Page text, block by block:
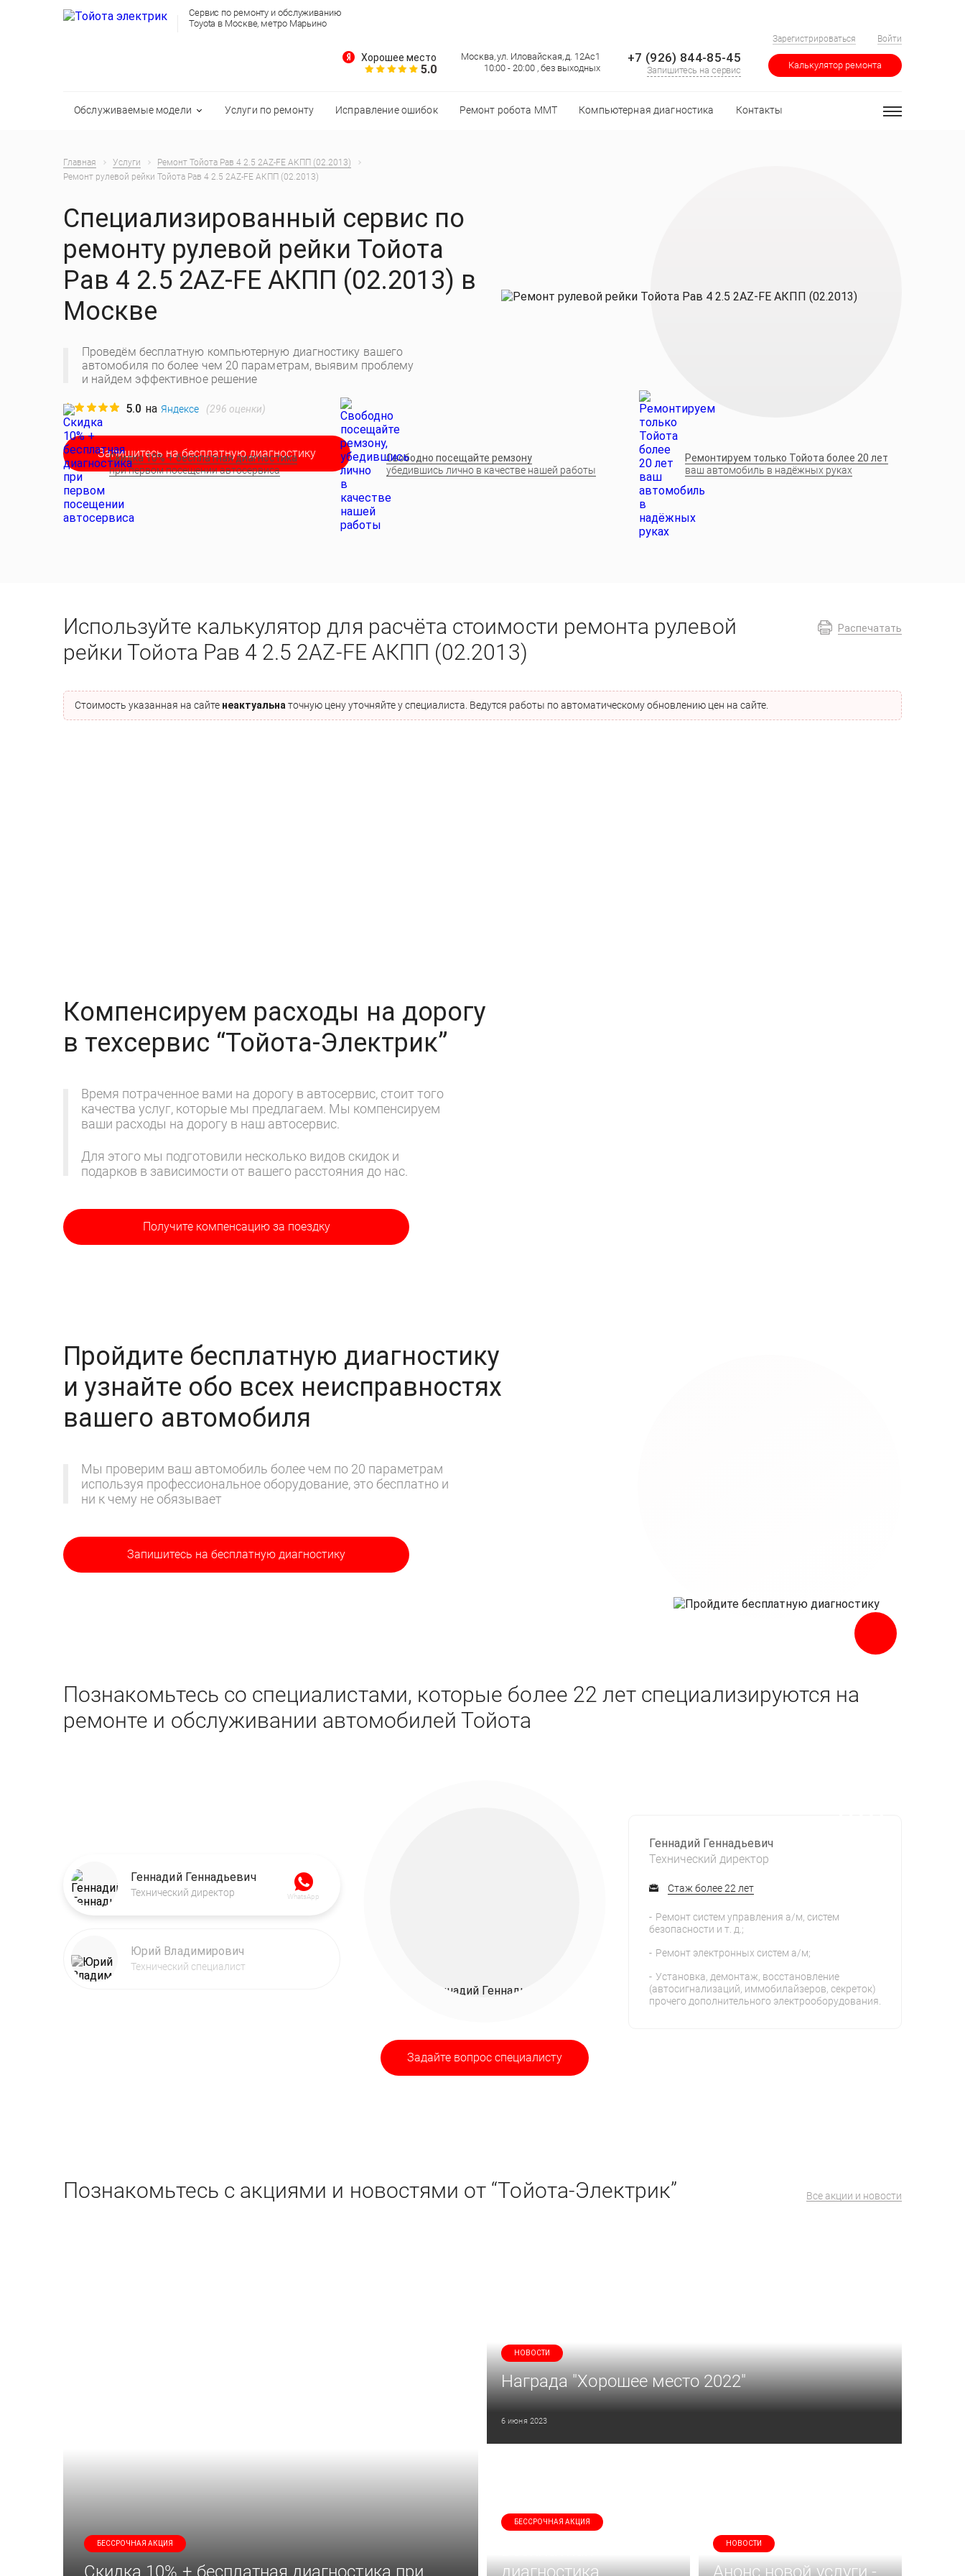
Сервис по ремонту и обслуживанию
Toyota в Москве, метро Марьино
Зарегистрироваться Войти
Хорошее место
5.0
Москва, ул. Иловайская, д. 12Ас1
10:00 - 20:00 , без выходных
+7 (926) 844-85-45
Запишитесь на сервис Калькулятор ремонта
Обслуживаемые модели Услуги по ремонту Исправление ошибок Ремонт робота MMT Компьютерная диагностика Контакты
Главная Услуги
Ремонт Тойота Рав 4 2.5 2AZ-FE АКПП (02.2013)
Ремонт рулевой рейки Тойота Рав 4 2.5 2AZ-FE АКПП (02.2013)
Специализированный сервис по
ремонту рулевой рейки Тойота
Рав 4 2.5 2AZ-FE АКПП (02.2013) в
Москве
Проведём бесплатную компьютерную диагностику вашего
автомобиля по более чем 20 параметрам, выявим проблему
и найдем эффективное решение
5.0 на Яндексе (296 оценки)
Запишитесь на бесплатную диагностику
Скидка 10% + бесплатная диагностика
при первом посещении автосервиса
Свободно посещайте ремзону
убедившись лично в качестве нашей работы
Ремонтируем только Тойота более 20 лет
ваш автомобиль в надёжных руках
Распечатать
Используйте калькулятор для расчёта стоимости ремонта рулевой
рейки Тойота Рав 4 2.5 2AZ-FE АКПП (02.2013)
Стоимость указанная на сайте неактуальна точную цену уточняйте у специалиста. Ведутся работы по автоматическому обновлению цен на сайте.
Компенсируем расходы на дорогу
в техсервис “Тойота-Электрик”
Время потраченное вами на дорогу в автосервис, стоит того
качества услуг, которые мы предлагаем. Мы компенсируем
ваши расходы на дорогу в наш автосервис.
Для этого мы подготовили несколько видов скидок и
подарков в зависимости от вашего расстояния до нас.
Получите компенсацию за поездку
Пройдите бесплатную диагностику
и узнайте обо всех неисправностях
вашего автомобиля
Мы проверим ваш автомобиль более чем по 20 параметрам
используя профессиональное оборудование, это бесплатно и
ни к чему не обязывает
Запишитесь на бесплатную диагностику
Познакомьтесь со специалистами, которые более 22 лет специализируются на
ремонте и обслуживании автомобилей Тойота
Геннадий Геннадьевич
Технический директор WhatsApp
Юрий Владимирович
Технический специалист
Задайте вопрос специалисту
Геннадий Геннадьевич
Технический директор
Стаж более 22 лет
Ремонт систем управления а/м, систем
безопасности и т. д.;
Ремонт электронных систем а/м;
Установка, демонтаж, восстановление
(автосигнализаций, иммобилайзеров, секреток)
прочего дополнительного электрооборудования.
Все акции и новости
Познакомьтесь с акциями и новостями от “Тойота-Электрик”
БЕССРОЧНАЯ АКЦИЯ
Скидка 10% + бесплатная диагностика при
НОВОСТИ
Награда "Хорошее место 2022"
6 июня 2023
БЕССРОЧНАЯ АКЦИЯ
диагностика
НОВОСТИ
Анонс новой услуги -